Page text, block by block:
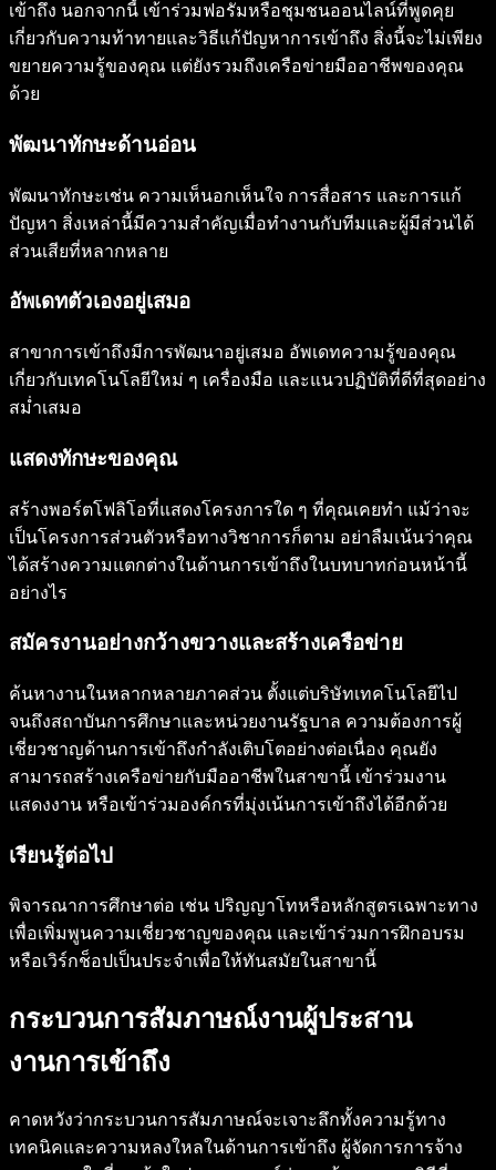
เข้าถึง นอกจากนี้ เข้าร่วมฟอรัมหรือชุมชนออนไลน์ที่พูดคุย
เกี่ยวกับความท้าทายและวิธีแก้ปัญหาการเข้าถึง สิ่งนี้จะไม่เพียง
ขยายความรู้ของคุณ แต่ยังรวมถึงเครือข่ายมืออาชีพของคุณ
ด้วย
พัฒนาทักษะด้านอ่อน
พัฒนาทักษะเช่น ความเห็นอกเห็นใจ การสื่อสาร และการแก้
ปัญหา สิ่งเหล่านี้มีความสำคัญเมื่อทำงานกับทีมและผู้มีส่วนได้
ส่วนเสียที่หลากหลาย
อัพเดทตัวเองอยู่เสมอ
สาขาการเข้าถึงมีการพัฒนาอยู่เสมอ อัพเดทความรู้ของคุณ
เกี่ยวกับเทคโนโลยีใหม่ ๆ เครื่องมือ และแนวปฏิบัติที่ดีที่สุดอย่าง
สม่ำเสมอ
แสดงทักษะของคุณ
สร้างพอร์ตโฟลิโอที่แสดงโครงการใด ๆ ที่คุณเคยทำ แม้ว่าจะ
เป็นโครงการส่วนตัวหรือทางวิชาการก็ตาม อย่าลืมเน้นว่าคุณ
ได้สร้างความแตกต่างในด้านการเข้าถึงในบทบาทก่อนหน้านี้
อย่างไร
สมัครงานอย่างกว้างขวางและสร้างเครือข่าย
ค้นหางานในหลากหลายภาคส่วน ตั้งแต่บริษัทเทคโนโลยีไป
จนถึงสถาบันการศึกษาและหน่วยงานรัฐบาล ความต้องการผู้
เชี่ยวชาญด้านการเข้าถึงกำลังเติบโตอย่างต่อเนื่อง คุณยัง
สามารถสร้างเครือข่ายกับมืออาชีพในสาขานี้ เข้าร่วมงาน
แสดงงาน หรือเข้าร่วมองค์กรที่มุ่งเน้นการเข้าถึงได้อีกด้วย
เรียนรู้ต่อไป
พิจารณาการศึกษาต่อ เช่น ปริญญาโทหรือหลักสูตรเฉพาะทาง
เพื่อเพิ่มพูนความเชี่ยวชาญของคุณ และเข้าร่วมการฝึกอบรม
หรือเวิร์กช็อปเป็นประจำเพื่อให้ทันสมัยในสาขานี้
กระบวนการสัมภาษณ์งานผู้ประสาน
งานการเข้าถึง
คาดหวังว่ากระบวนการสัมภาษณ์จะเจาะลึกทั้งความรู้ทาง
เทคนิคและความหลงใหลในด้านการเข้าถึง ผู้จัดการการจ้าง